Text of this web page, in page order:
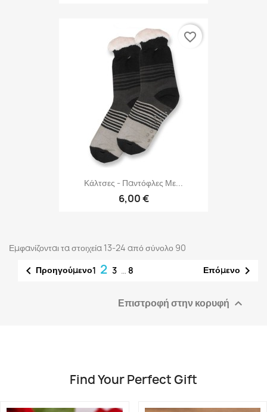
Κάλτσες - Παντόφλες Με...
6,00 €
favorite_border
Εμφανίζονται τα στοιχεία 13-24 από σύνολο 90
 Προηγούμενο1 2 3 … 8 Επόμενο 
Επιστροφή στην κορυφή 
Find Your Perfect Gift